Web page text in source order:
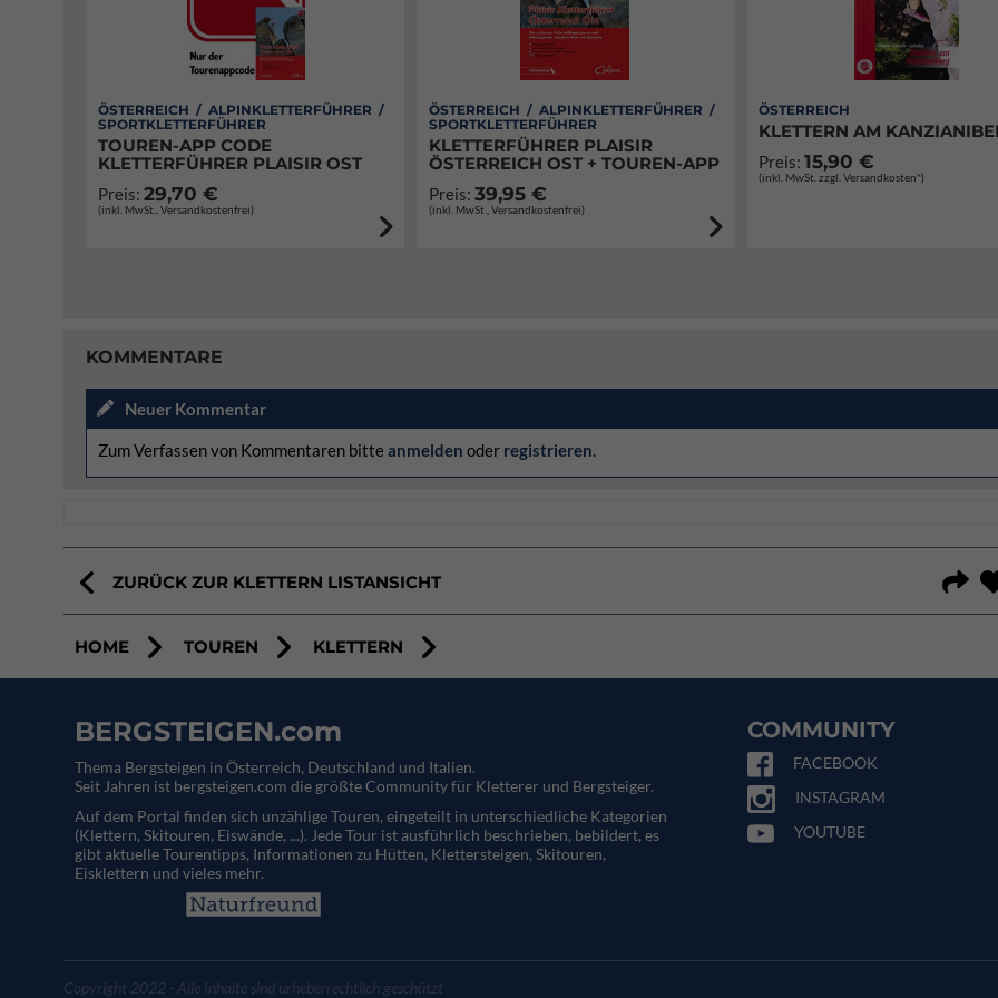
ÖSTERREICH / ALPINKLETTERFÜHRER /
SPORTKLETTERFÜHRER
TOUREN-APP CODE
KLETTERFÜHRER PLAISIR OST
Preis: 29,70 €
(inkl. MwSt., Versandkostenfrei)
ÖSTERREICH / ALPINKLETTERFÜHRER /
SPORTKLETTERFÜHRER
KLETTERFÜHRER PLAISIR
ÖSTERREICH OST + TOUREN-APP
Preis: 39,95 €
(inkl. MwSt., Versandkostenfrei)
ÖSTERREICH
KLETTERN AM
Preis:15,90 €
(inkl. MwSt. zzgl. Versandkosten*)
KOMMENTARE
Neuer Kommentar
Zum Verfassen von Kommentaren bitte anmelden oder registrieren.
ZURÜCK ZUR KLETTERN LISTANSICHT
HOME TOUREN KLETTERN
BERGSTEIGEN.com
Thema Bergsteigen in Österreich, Deutschland und Italien.
Seit Jahren ist bergsteigen.com die größte Community für Kletterer und Bergsteiger.
Auf dem Portal finden sich unzählige Touren, eingeteilt in unterschiedliche Kategorien
(Klettern, Skitouren, Eiswände, ...). Jede Tour ist ausführlich beschrieben, bebildert, es
gibt aktuelle Tourentipps, Informationen zu Hütten, Klettersteigen, Skitouren,
Eisklettern und vieles mehr.
COMMUNITY
FACEBOOK
INSTAGRAM
YOUTUBE
Copyright 2022 - Alle Inhalte sind urheberrechtlich geschützt